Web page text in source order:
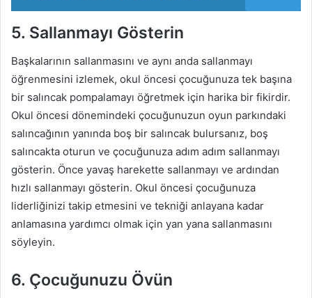
5. Sallanmayı Gösterin
Başkalarının sallanmasını ve aynı anda sallanmayı
öğrenmesini izlemek, okul öncesi çocuğunuza tek başına
bir salıncak pompalamayı öğretmek için harika bir fikirdir.
Okul öncesi dönemindeki çocuğunuzun oyun parkındaki
salıncağının yanında boş bir salıncak bulursanız, boş
salıncakta oturun ve çocuğunuza adım adım sallanmayı
gösterin. Önce yavaş harekette sallanmayı ve ardından
hızlı sallanmayı gösterin. Okul öncesi çocuğunuza
liderliğinizi takip etmesini ve tekniği anlayana kadar
anlamasına yardımcı olmak için yan yana sallanmasını
söyleyin.
6. Çocuğunuzu Övün